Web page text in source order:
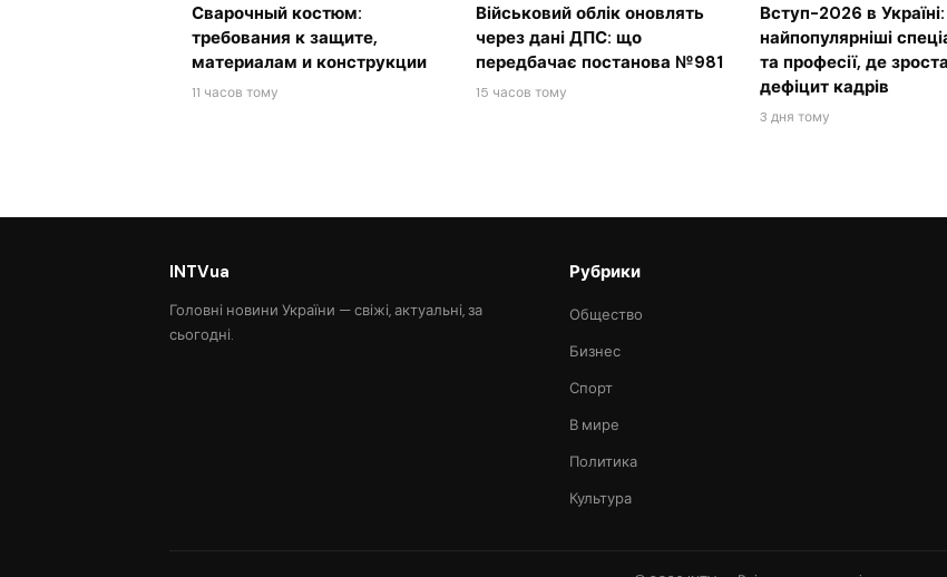
Сварочный костюм:
требования к защите,
материалам и конструкции
11 часов тому
Військовий облік оновлять
через дані ДПС: що
передбачає постанова №981
15 часов тому
Вступ-2026 в Україні:
найпопулярніші
та професії, де
дефіцит кадрів
3 дня тому
INTVua
Головні новини України — свіжі, актуальні, за
сьогодні.
Рубрики
Общество
Бизнес
Спорт
В мире
Политика
Культура